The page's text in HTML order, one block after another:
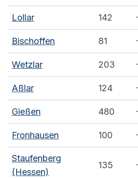
Lollar 142
Bischoffen 81
Wetzlar 203
Aßlar 124
Gießen 480
Fronhausen 100
Staufenberg
(Hessen)
135